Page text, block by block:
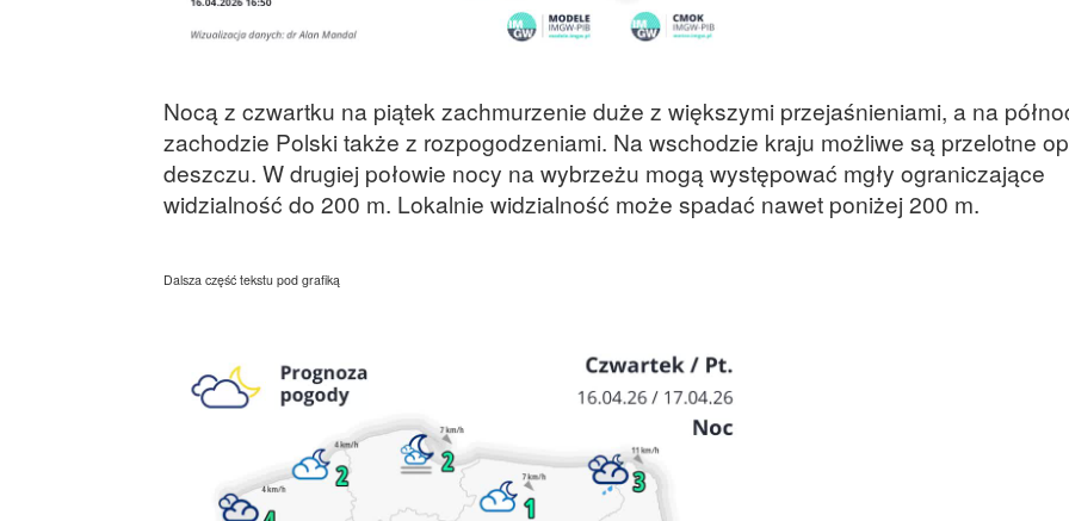
Nocą z czwartku na piątek zachmurzenie duże z większymi przejaśnieniami, a na
zachodzie Polski także z rozpogodzeniami. Na wschodzie kraju możliwe są przelotne
deszczu. W drugiej połowie nocy na wybrzeżu mogą występować mgły ograniczające
widzialność do 200 m. Lokalnie widzialność może spadać nawet poniżej 200 m.
Dalsza część tekstu pod grafiką